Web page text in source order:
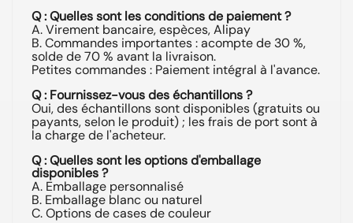
Q : Quelles sont les conditions de paiement ?
A. Virement bancaire, espèces, Alipay
B. Commandes importantes : acompte de 30 %,
solde de 70 % avant la livraison.
Petites commandes : Paiement intégral à l'avance.
Q : Fournissez-vous des échantillons ?
Oui, des échantillons sont disponibles (gratuits ou
payants, selon le produit) ; les frais de port sont à
la charge de l'acheteur.
Q : Quelles sont les options d'emballage
disponibles ?
A. Emballage personnalisé
B. Emballage blanc ou naturel
C. Options de cases de couleur